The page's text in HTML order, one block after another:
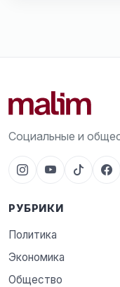
Социальные и
РУБРИКИ
Политика
Экономика
Общество